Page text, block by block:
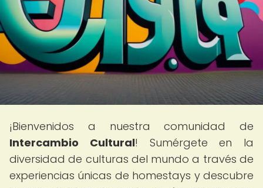
¡Bienvenidos a nuestra comunidad de
Intercambio Cultural! Sumérgete en la
diversidad de culturas del mundo a través de
experiencias únicas de homestays y descubre